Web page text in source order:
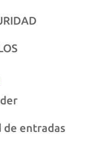
de entradas